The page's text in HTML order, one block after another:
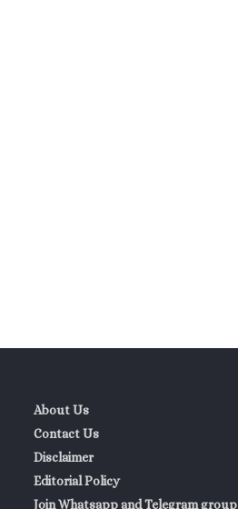
About Us
Contact Us
Disclaimer
Editorial Policy
Join Whatsapp and Telegram group